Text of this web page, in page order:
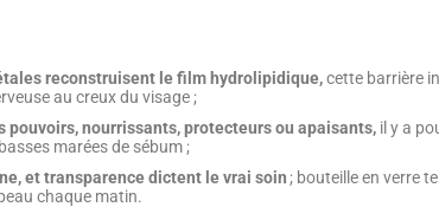
reconstruisent le film hydrolipidique,cette barrière
au creux du visage ;
pouvoirs, nourrissants, protecteurs ou apaisants, il y a
marées de sébum ;
et transparence dictent le vrai soin ; bouteille en verre
chaque matin.